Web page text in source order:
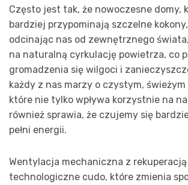
Często jest tak, że nowoczesne domy,
bardziej przypominają szczelne
odcinając nas od zewnętrznego
na naturalną cyrkulację powietrza, co
gromadzenia się wilgoci i
każdy z nas marzy o czystym,
które nie tylko wpływa korzystnie na
również sprawia, że czujemy się
pełni energii.
Wentylacja mechaniczna z
technologiczne cudo, które zmienia